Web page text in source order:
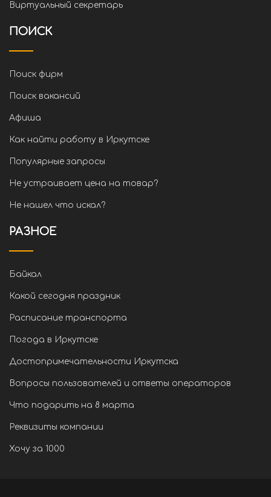
Виртуальный секретарь
ПОИСК
Поиск фирм
Поиск вакансий
Афиша
Как найти работу в Иркутске
Популярные запросы
Не устраивает цена на товар?
Не нашел что искал?
РАЗНОЕ
Байкал
Какой сегодня праздник
Расписание транспорта
Погода в Иркутске
Достопримечательности Иркутска
Вопросы пользователей и ответы операторов
Что подарить на 8 марта
Реквизиты компании
Хочу за 1000